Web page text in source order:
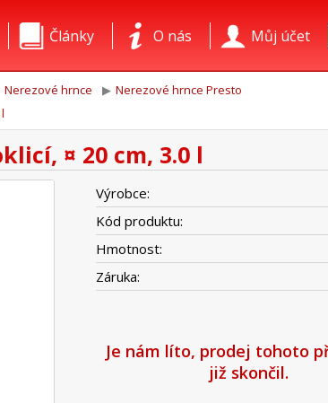
Můj účet
O nás
Články
Nerezové hrnce
Nerezové hrnce Presto
¤ 20 cm, 3.0 l
Výrobce:
Kód produktu:
Hmotnost:
Záruka:
Je nám líto, prodej tohoto
již skončil.